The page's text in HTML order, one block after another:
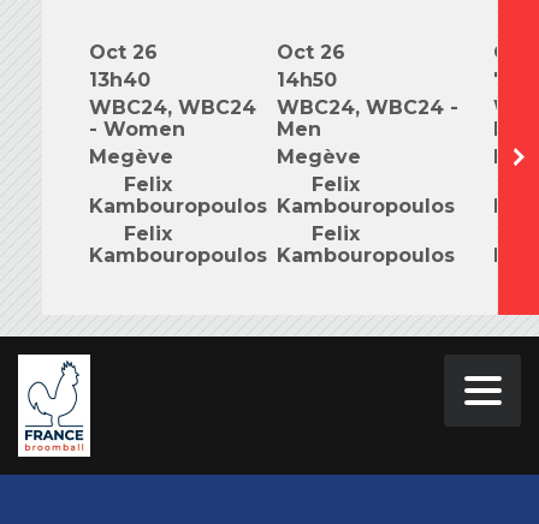
Oct 26
13h40
WBC24, WBC24
- Women
Megève
Felix
Kambouropoulos
Felix
Kambouropoulos
Oct 26
14h50
WBC24, WBC24 -
Men
Megève
Felix
Kambouropoulos
Felix
Kambouropoulos
Oct